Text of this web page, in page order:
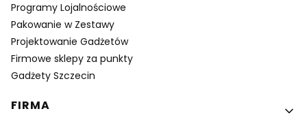
Programy Lojalnościowe
Pakowanie w Zestawy
Projektowanie Gadżetów
Firmowe sklepy za punkty
Gadżety Szczecin
FIRMA